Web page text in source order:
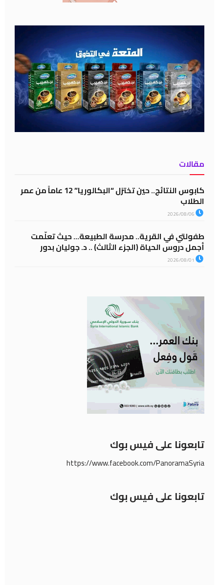
مقالات
كابوس النتائج.. حين تختزل “البكالوريا” 12 عاماً من عمر
الطلاب
طفولتي في القرية.. مدرسة الطبيعة… حيث تعلّمت
أجمل دروس الحياة (الجزء الثالث) .. د. جوليان بدور
تابعونا على فيس بوك
https://www.facebook.com/PanoramaSyria
تابعونا على فيس بوك